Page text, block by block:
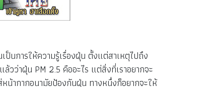
ป็นการให้ความรู้เรื่องฝุ่น ตั้งแต่สาเหตุไปถึง
วว่าฝุ่น PM 2.5 คืออะไร แต่สิ่งที่เราอยากจะ
หน้ากากอนามัยป้องกันฝุ่น ทางหนึ่งก็อยากจะให้